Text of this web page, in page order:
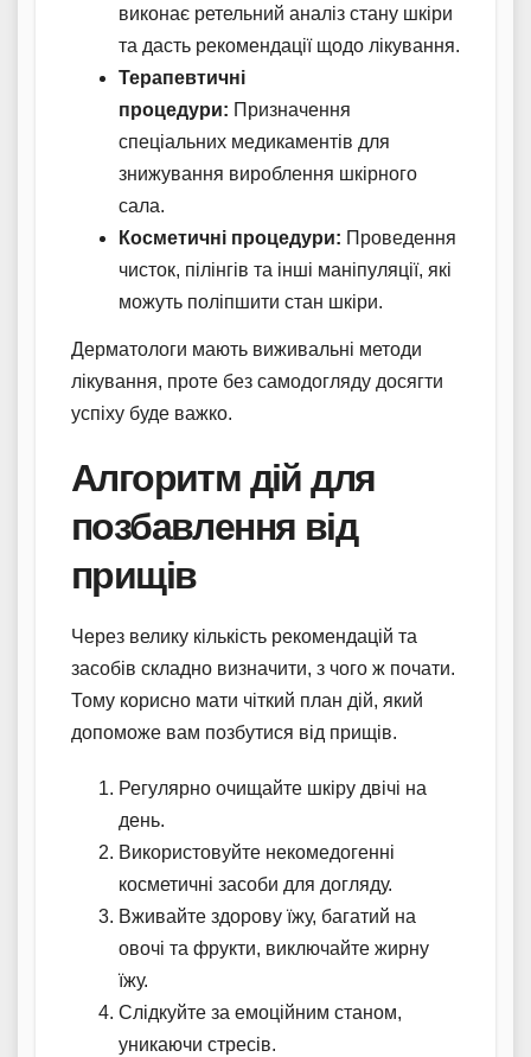
виконає ретельний аналіз стану шкіри
та дасть рекомендації щодо лікування.
Терапевтичні
процедури: Призначення
спеціальних медикаментів для
знижування вироблення шкірного
сала.
Косметичні процедури: Проведення
чисток, пілінгів та інші маніпуляції, які
можуть поліпшити стан шкіри.
Дерматологи мають виживальні методи
лікування, проте без самодогляду досягти
успіху буде важко.
Алгоритм дій для
позбавлення від
прищів
Через велику кількість рекомендацій та
засобів складно визначити, з чого ж почати.
Тому корисно мати чіткий план дій, який
допоможе вам позбутися від прищів.
Регулярно очищайте шкіру двічі на
день.
Використовуйте некомедогенні
косметичні засоби для догляду.
Вживайте здорову їжу, багатий на
овочі та фрукти, виключайте жирну
їжу.
Слідкуйте за емоційним станом,
уникаючи стресів.